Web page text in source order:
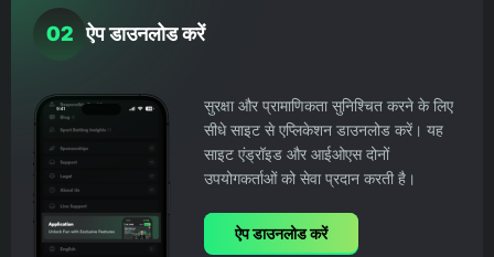
02 ऐप डाउनलोड करें
सुरक्षा और प्रामाणिकता सुनिश्चित करने के लिए
सीधे साइट से एप्लिकेशन डाउनलोड करें। यह
साइट एंड्रॉइड और आईओएस दोनों
उपयोगकर्ताओं को सेवा प्रदान करती है।
ऐप डाउनलोड करें